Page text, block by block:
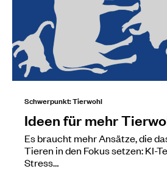
Schwerpunkt: Tierwohl
Ideen für mehr
Es braucht mehr Ansätze, die
Tieren in den Fokus setzen: KI-
Stress…